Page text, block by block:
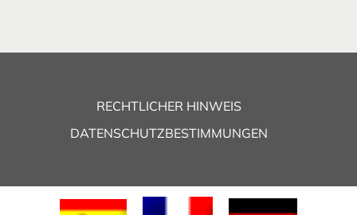
RECHTLICHER HINWEIS
DATENSCHUTZBESTIMMUNGEN